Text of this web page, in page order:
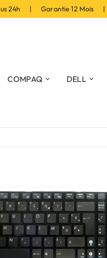
24h | Garantie 12 Mois |
COMPAQ DELL